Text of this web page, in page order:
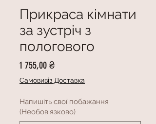
Прикраса кімнати
за зустріч з
пологового
1 755,00 ₴Ціна
Самовивіз Доставка
Напишіть свої побажання
(Необов'язково)